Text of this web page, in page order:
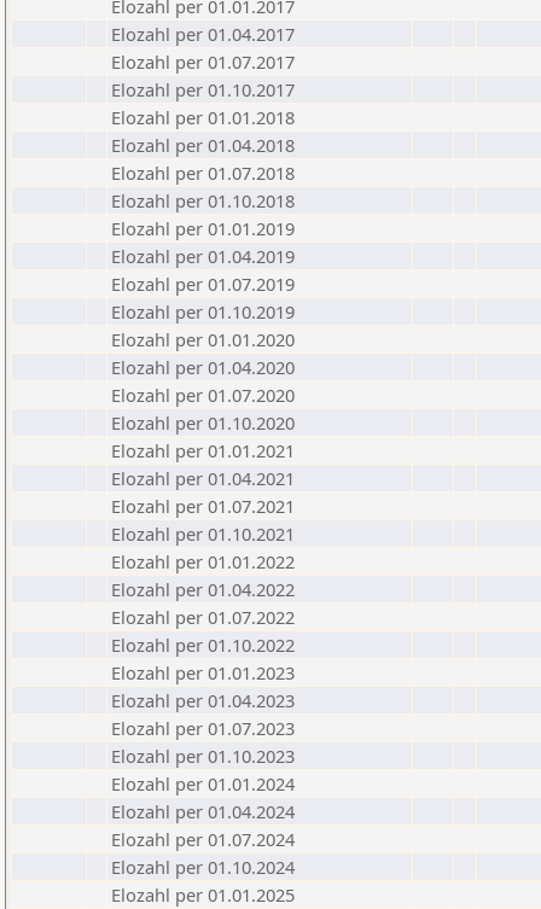
Elozahl per 01.01.2017
Elozahl per 01.04.2017
Elozahl per 01.07.2017
Elozahl per 01.10.2017
Elozahl per 01.01.2018
Elozahl per 01.04.2018
Elozahl per 01.07.2018
Elozahl per 01.10.2018
Elozahl per 01.01.2019
Elozahl per 01.04.2019
Elozahl per 01.07.2019
Elozahl per 01.10.2019
Elozahl per 01.01.2020
Elozahl per 01.04.2020
Elozahl per 01.07.2020
Elozahl per 01.10.2020
Elozahl per 01.01.2021
Elozahl per 01.04.2021
Elozahl per 01.07.2021
Elozahl per 01.10.2021
Elozahl per 01.01.2022
Elozahl per 01.04.2022
Elozahl per 01.07.2022
Elozahl per 01.10.2022
Elozahl per 01.01.2023
Elozahl per 01.04.2023
Elozahl per 01.07.2023
Elozahl per 01.10.2023
Elozahl per 01.01.2024
Elozahl per 01.04.2024
Elozahl per 01.07.2024
Elozahl per 01.10.2024
Elozahl per 01.01.2025